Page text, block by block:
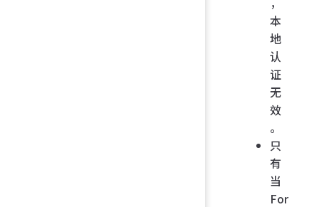
本
地
认
证
无
效
。
只
有
当
For